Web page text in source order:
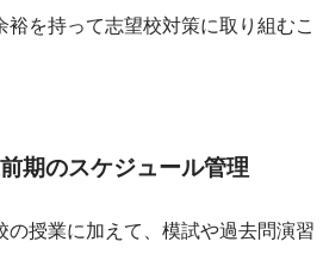
を持って志望校対策に取り組むこ
期のスケジュール管理
の授業に加えて、模試や過去問演習